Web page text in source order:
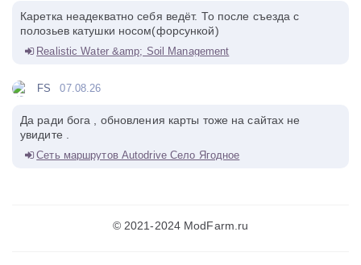
Каретка неадекватно себя ведёт. То после съезда с
полозьев катушки носом(форсункой)
Realistic Water &amp; Soil Management
FS 07.08.26
Да ради бога , обновления карты тоже на сайтах не
увидите .
Сеть маршрутов Autodrive Село Ягодное
© 2021-2024 ModFarm.ru